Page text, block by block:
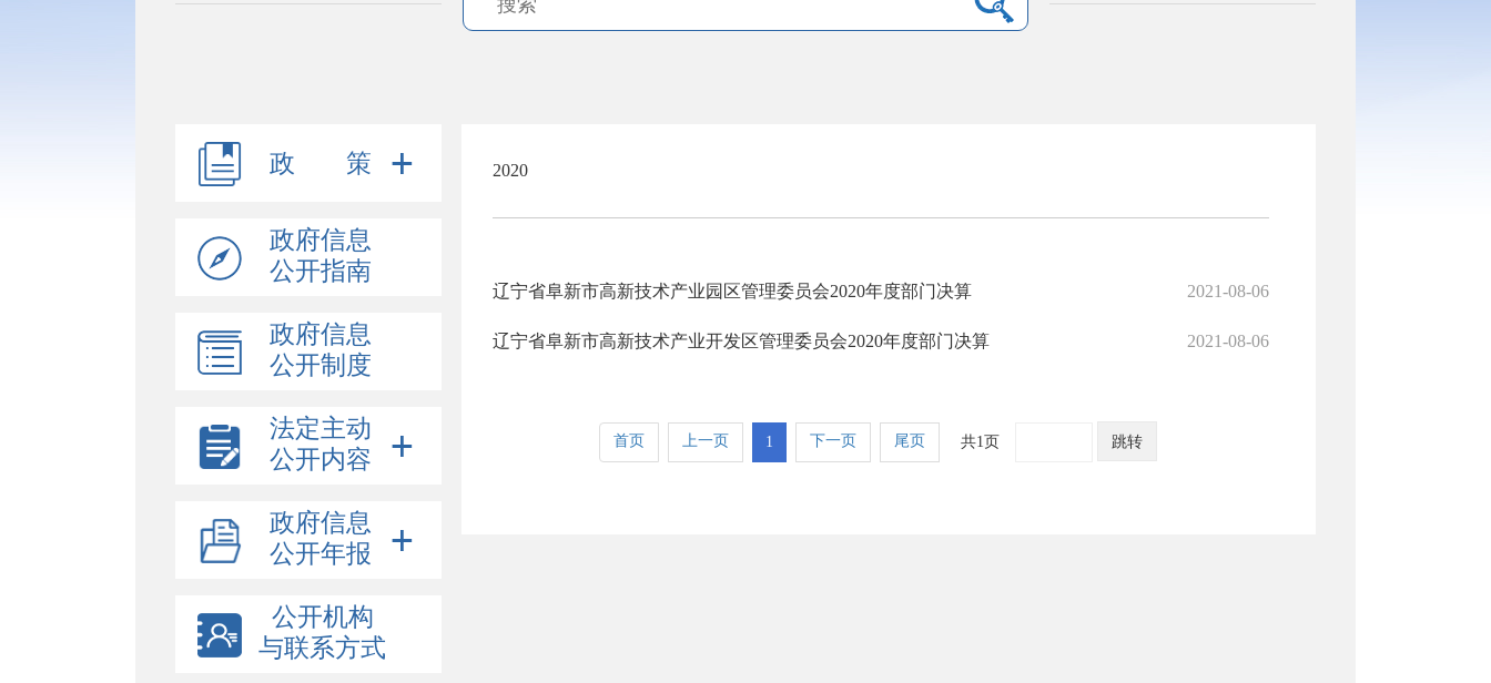
政 策
政府信息
公开指南
政府信息
公开制度
法定主动
公开内容
政府信息
公开年报
公开机构
与联系方式
2020
辽宁省阜新市高新技术产业园区管理委员会2020年度部门决算 2021-08-06
辽宁省阜新市高新技术产业开发区管理委员会2020年度部门决算 2021-08-06
首页 上一页 1 下一页 尾页 共1页 跳转